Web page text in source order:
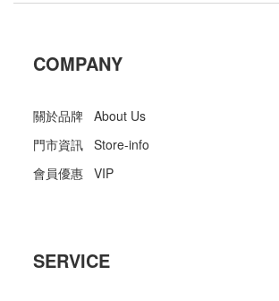
COMPANY
關於品牌 About Us
門市資訊 Store-info
會員優惠 VIP
SERVICE